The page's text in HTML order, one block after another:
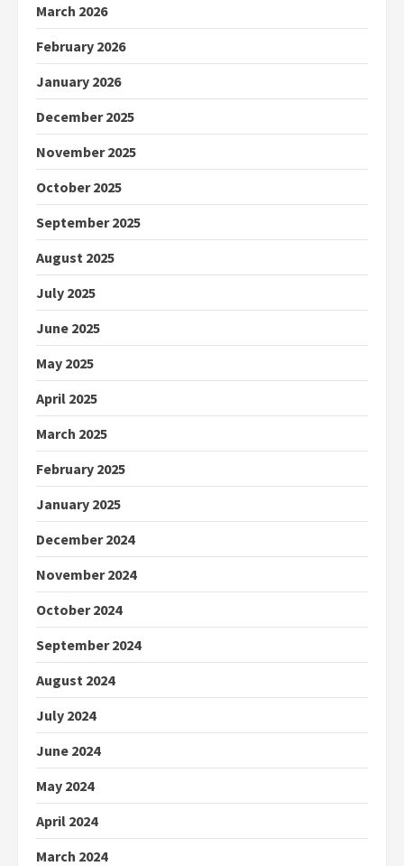
March 2026
February 2026
January 2026
December 2025
November 2025
October 2025
September 2025
August 2025
July 2025
June 2025
May 2025
April 2025
March 2025
February 2025
January 2025
December 2024
November 2024
October 2024
September 2024
August 2024
July 2024
June 2024
May 2024
April 2024
March 2024